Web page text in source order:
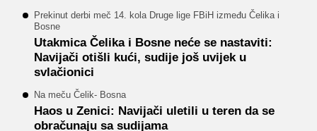
Prekinut derbi meč 14. kola Druge lige FBiH između Čelika i
Bosne
Utakmica Čelika i Bosne neće se nastaviti:
Navijači otišli kući, sudije još uvijek u
svlačionici
Na meču Čelik- Bosna
Haos u Zenici: Navijači uletili u teren da se
obračunaju sa sudijama